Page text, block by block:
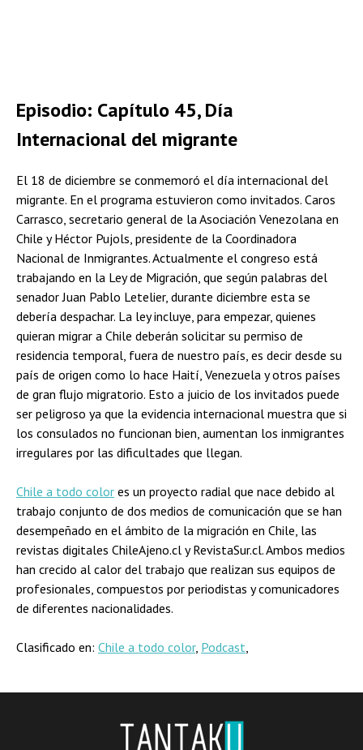
Episodio: Capítulo 45, Día
Internacional del migrante
El 18 de diciembre se conmemoró el día internacional del
migrante. En el programa estuvieron como invitados. Caros
Carrasco, secretario general de la Asociación Venezolana en
Chile y Héctor Pujols, presidente de la Coordinadora
Nacional de Inmigrantes. Actualmente el congreso está
trabajando en la Ley de Migración, que según palabras del
senador Juan Pablo Letelier, durante diciembre esta se
debería despachar. La ley incluye, para empezar, quienes
quieran migrar a Chile deberán solicitar su permiso de
residencia temporal, fuera de nuestro país, es decir desde su
país de origen como lo hace Haití, Venezuela y otros países
de gran flujo migratorio. Esto a juicio de los invitados puede
ser peligroso ya que la evidencia internacional muestra que si
los consulados no funcionan bien, aumentan los inmigrantes
irregulares por las dificultades que llegan.
Chile a todo color es un proyecto radial que nace debido al
trabajo conjunto de dos medios de comunicación que se han
desempeñado en el ámbito de la migración en Chile, las
revistas digitales ChileAjeno.cl y RevistaSur.cl. Ambos medios
han crecido al calor del trabajo que realizan sus equipos de
profesionales, compuestos por periodistas y comunicadores
de diferentes nacionalidades.
Clasificado en: Chile a todo color, Podcast,